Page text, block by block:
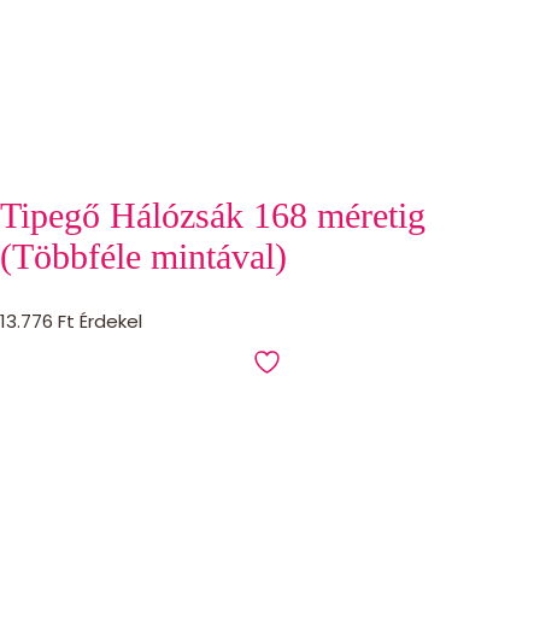
Tipegő Hálózsák 168 méretig
(Többféle mintával)
13.776 Ft Érdekel